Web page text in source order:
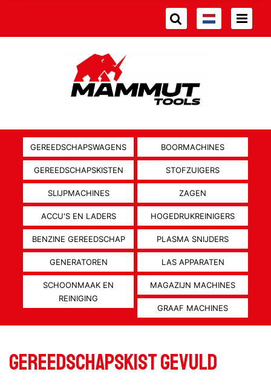
GEREEDSCHAPSWAGENS BOORMACHINES
GEREEDSCHAPSKISTEN STOFZUIGERS
SLIJPMACHINES ZAGEN
ACCU'S EN LADERS HOGEDRUKREINIGERS
BENZINE GEREEDSCHAP PLASMA SNIJDERS
GENERATOREN LAS APPARATEN
SCHOONMAAK EN
REINIGING
MAGAZIJN MACHINES
GRAAF MACHINES
Gereedschapskist gevuld